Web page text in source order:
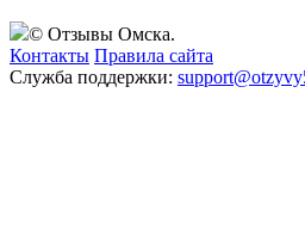
© Отзывы Омска.
Контакты Правила сайта
Служба поддержки: